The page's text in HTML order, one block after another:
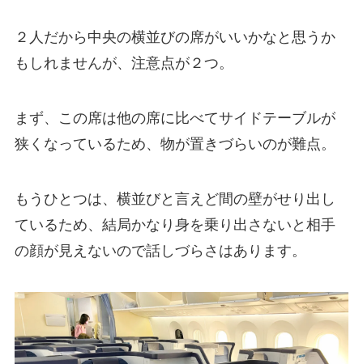
２人だから中央の横並びの席がいいかなと思うか
もしれませんが、注意点が２つ。
まず、この席は他の席に比べてサイドテーブルが
狭くなっているため、物が置きづらいのが難点。
もうひとつは、横並びと言えど間の壁がせり出し
ているため、結局かなり身を乗り出さないと相手
の顔が見えないので話しづらさはあります。